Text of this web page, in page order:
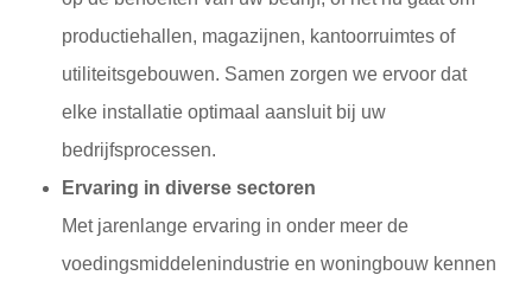
productiehallen, magazijnen, kantoorruimtes of
utiliteitsgebouwen. Samen zorgen we ervoor dat
elke installatie optimaal aansluit bij uw
bedrijfsprocessen.
Ervaring in diverse sectoren
Met jarenlange ervaring in onder meer de
voedingsmiddelenindustrie en woningbouw kennen